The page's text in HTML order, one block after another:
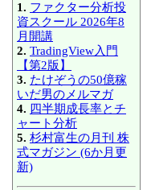
1. ファクター分析投
資スクール 2026年8
月開講
2. TradingView入門
【第2版】
3. たけぞうの50億稼
いだ男のメルマガ
4. 四半期成長率とチ
ャート分析
5. 杉村富生の月刊 株
式マガジン (6か月更
新)